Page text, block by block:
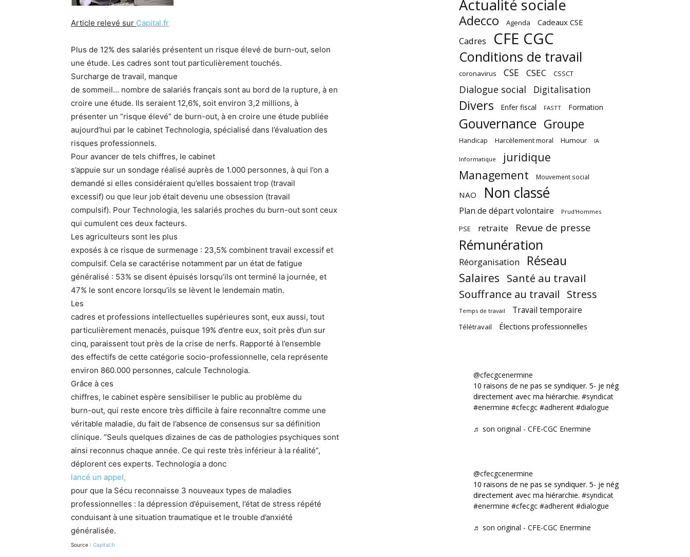
Article relevé sur Capital.fr
Plus de 12% des salariés présentent un risque élevé de burn-out, selon
une étude. Les cadres sont tout particulièrement touchés.
Surcharge de travail, manque
de sommeil… nombre de salariés français sont au bord de la rupture, à en
croire une étude. Ils seraient 12,6%, soit environ 3,2 millions, à
présenter un “risque élevé” de burn-out, à en croire une étude publiée
aujourd’hui par le cabinet Technologia, spécialisé dans l’évaluation des
risques professionnels.
Pour avancer de tels chiffres, le cabinet
s’appuie sur un sondage réalisé auprès de 1.000 personnes, à qui l’on a
demandé si elles considéraient qu’elles bossaient trop (travail
excessif) ou que leur job était devenu une obsession (travail
compulsif). Pour Technologia, les salariés proches du burn-out sont ceux
qui cumulent ces deux facteurs.
Les agriculteurs sont les plus
exposés à ce risque de surmenage : 23,5% combinent travail excessif et
compulsif. Cela se caractérise notamment par un état de fatigue
généralisé : 53% se disent épuisés lorsqu’ils ont terminé la journée, et
47% le sont encore lorsqu’ils se lèvent le lendemain matin.
Les
cadres et professions intellectuelles supérieures sont, eux aussi, tout
particulièrement menacés, puisque 19% d’entre eux, soit près d’un sur
cinq, paraissent tout près de la crise de nerfs. Rapporté à l’ensemble
des effectifs de cette catégorie socio-professionnelle, cela représente
environ 860.000 personnes, calcule Technologia.
Grâce à ces
chiffres, le cabinet espère sensibiliser le public au problème du
burn-out, qui reste encore très difficile à faire reconnaître comme une
véritable maladie, du fait de l’absence de consensus sur sa définition
clinique. “Seuls quelques dizaines de cas de pathologies psychiques sont
ainsi reconnus chaque année. Ce qui reste très inférieur à la réalité”,
déplorent ces experts. Technologia a donc
lancé un appel,
pour que la Sécu reconnaisse 3 nouveaux types de maladies
professionnelles : la dépression d’épuisement, l’état de stress répété
conduisant à une situation traumatique et le trouble d’anxiété
généralisée.
Source : Capital.fr
Actualité sociale
Adecco Agenda Cadeaux CSE
Cadres CFE CGC
Conditions de travail
coronavirus CSE CSEC CSSCT
Dialogue social Digitalisation
Divers Enfer fiscal FASTT Formation
Gouvernance Groupe
Handicap Harcèlement moral Humour IA
Informatique
juridique
Management
Mouvement social
NAO Non classé
Plan de départ volontaire Prud'Hommes
PSE retraite Revue de presse
Rémunération
Réorganisation Réseau
Salaires Santé au travail
Souffrance au travail Stress
Temps de travail Travail temporaire
Télétravail Élections professionnelles
@cfecgcenermine
10 raisons de ne pas se syndiquer. 5- je négocie
directement avec ma hiérarchie. #syndicat
#enermine #cfecgc #adherent #dialogue
♬ son original - CFE-CGC Enermine
@cfecgcenermine
10 raisons de ne pas se syndiquer. 5- je négocie
directement avec ma hiérarchie. #syndicat
#enermine #cfecgc #adherent #dialogue
♬ son original - CFE-CGC Enermine